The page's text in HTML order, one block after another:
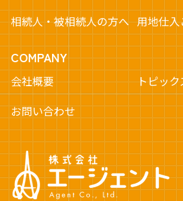
相続人・被相続人の方へ 用地仕
COMPANY
会社概要
トピック
お問い合わせ